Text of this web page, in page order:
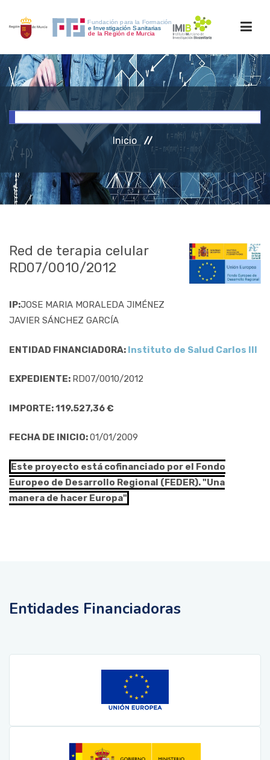
INICIO
INVESTIGACIÓN
RRHH
ACCESO PERSONAL
Inicio
Red de terapia celular
RD07/0010/2012
IP:JOSE MARIA MORALEDA JIMÉNEZ
JAVIER SÁNCHEZ GARCÍA
ENTIDAD FINANCIADORA: Instituto de Salud Carlos III
EXPEDIENTE: RD07/0010/2012
IMPORTE: 119.527,36 €
FECHA DE INICIO:01/01/2009
Este proyecto está cofinanciado por el Fondo
Europeo de Desarrollo Regional (FEDER). "Una
manera de hacer Europa"
Entidades Financiadoras